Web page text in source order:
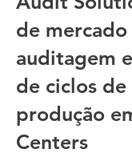
de mercado
auditagem
de ciclos de
produção
Centers